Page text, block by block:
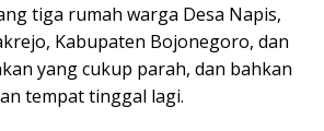
tiga rumah warga Desa Napis,
Kabupaten Bojonegoro, dan
yang cukup parah, dan bahkan
tempat tinggal lagi.